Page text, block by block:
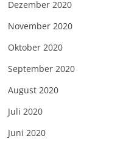
Dezember 2020
November 2020
Oktober 2020
September 2020
August 2020
Juli 2020
Juni 2020